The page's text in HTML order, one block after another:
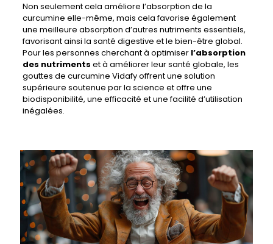
Non seulement cela améliore l’absorption de la
curcumine elle-même, mais cela favorise également
une meilleure absorption d’autres nutriments essentiels,
favorisant ainsi la santé digestive et le bien-être global.
Pour les personnes cherchant à optimiser l’absorption
des nutriments et à améliorer leur santé globale, les
gouttes de curcumine Vidafy offrent une solution
supérieure soutenue par la science et offre une
biodisponibilité, une efficacité et une facilité d’utilisation
inégalées.